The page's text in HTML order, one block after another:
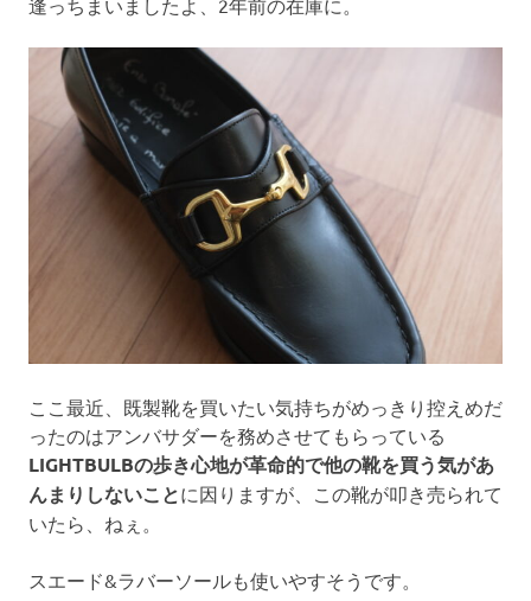
逢っちまいましたよ、2年前の在庫に。
ここ最近、既製靴を買いたい気持ちがめっきり控えめだ
ったのはアンバサダーを務めさせてもらっている
LIGHTBULBの歩き心地が革命的で他の靴を買う気があ
んまりしないことに因りますが、この靴が叩き売られて
いたら、ねぇ。
スエード&ラバーソールも使いやすそうです。